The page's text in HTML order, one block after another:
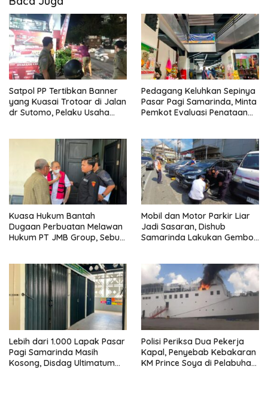
Satpol PP Tertibkan Banner
yang Kuasai Trotoar di Jalan
dr Sutomo, Pelaku Usaha
Pedagang Keluhkan Sepinya
Pasar Pagi Samarinda, Minta
Pemkot Evaluasi Penataan
Kuasa Hukum Bantah
Dugaan Perbuatan Melawan
Hukum PT JMB Group, Sebut
Mobil dan Motor Parkir Liar
Jadi Sasaran, Dishub
Samarinda Lakukan Gembok
Lebih dari 1.000 Lapak Pasar
Pagi Samarinda Masih
Kosong, Disdag Ultimatum
Polisi Periksa Dua Pekerja
Kapal, Penyebab Kebakaran
KM Prince Soya di Pelabuhan